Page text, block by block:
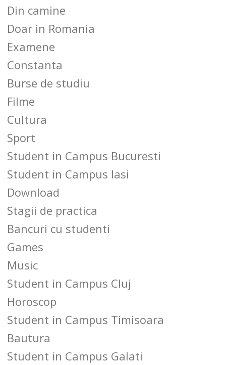
Din camine
Doar in Romania
Examene
Constanta
Burse de studiu
Filme
Cultura
Sport
Student in Campus Bucuresti
Student in Campus Iasi
Download
Stagii de practica
Bancuri cu studenti
Games
Music
Student in Campus Cluj
Horoscop
Student in Campus Timisoara
Bautura
Student in Campus Galati